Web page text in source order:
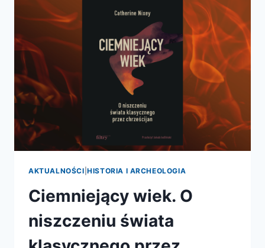
RZYMIANIE
AKTUALNOŚCI |HISTORIA I ARCHEOLOGIA
Ciemniejący wiek. O
niszczeniu świata